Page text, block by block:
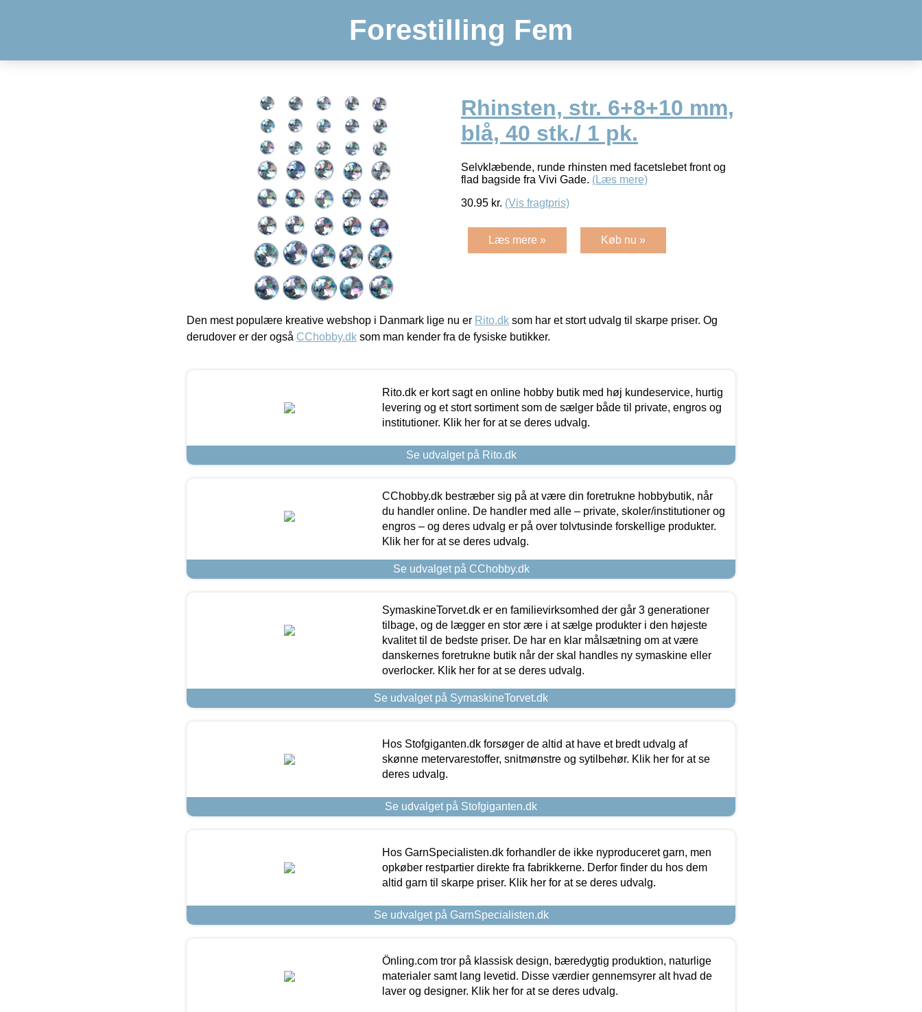
Forestilling Fem
Rhinsten, str. 6+8+10 mm,
blå, 40 stk./ 1 pk.
Selvklæbende, runde rhinsten med facetslebet front og
flad bagside fra Vivi Gade. (Læs mere)
30.95 kr. (Vis fragtpris)
Læs mere » Køb nu »
Den mest populære kreative webshop i Danmark lige nu er Rito.dk som har et stort udvalg til skarpe priser. Og
derudover er der også CChobby.dk som man kender fra de fysiske butikker.
Rito.dk er kort sagt en online hobby butik med høj kundeservice, hurtig
levering og et stort sortiment som de sælger både til private, engros og
institutioner. Klik her for at se deres udvalg.
Se udvalget på Rito.dk
CChobby.dk bestræber sig på at være din foretrukne hobbybutik, når
du handler online. De handler med alle – private, skoler/institutioner og
engros – og deres udvalg er på over tolvtusinde forskellige produkter.
Klik her for at se deres udvalg.
Se udvalget på CChobby.dk
SymaskineTorvet.dk er en familievirksomhed der går 3 generationer
tilbage, og de lægger en stor ære i at sælge produkter i den højeste
kvalitet til de bedste priser. De har en klar målsætning om at være
danskernes foretrukne butik når der skal handles ny symaskine eller
overlocker. Klik her for at se deres udvalg.
Se udvalget på SymaskineTorvet.dk
Hos Stofgiganten.dk forsøger de altid at have et bredt udvalg af
skønne metervarestoffer, snitmønstre og sytilbehør. Klik her for at se
deres udvalg.
Se udvalget på Stofgiganten.dk
Hos GarnSpecialisten.dk forhandler de ikke nyproduceret garn, men
opkøber restpartier direkte fra fabrikkerne. Derfor finder du hos dem
altid garn til skarpe priser. Klik her for at se deres udvalg.
Se udvalget på GarnSpecialisten.dk
Önling.com tror på klassisk design, bæredygtig produktion, naturlige
materialer samt lang levetid. Disse værdier gennemsyrer alt hvad de
laver og designer. Klik her for at se deres udvalg.